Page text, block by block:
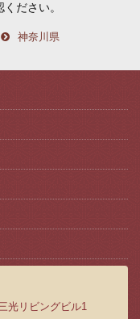
ださい。
神奈川県
光リビングビル1